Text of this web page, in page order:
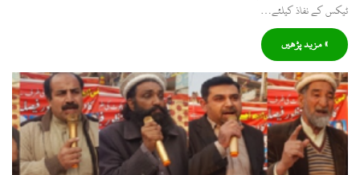
ٹیکس کے نفاذ کیلئے…
» مزید پڑھیں